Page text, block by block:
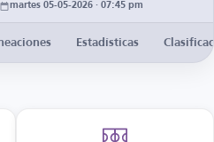
martes 05-05-2026 · 07:45 pm
Estadísticas